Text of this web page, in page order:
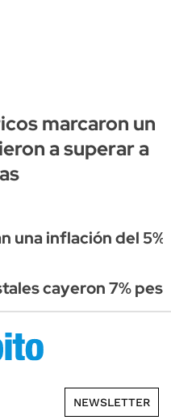
marcaron un
a superar a
una inflación del
cayeron 7%
NEWSLETTER